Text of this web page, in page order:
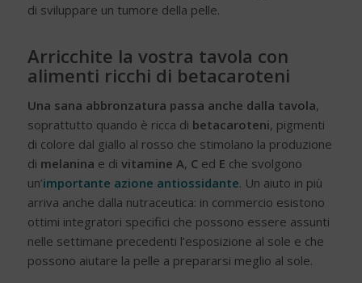
di sviluppare un tumore della pelle.
Arricchite la vostra tavola con
alimenti ricchi di betacaroteni
Una sana abbronzatura passa anche dalla tavola,
soprattutto quando è ricca di betacaroteni, pigmenti
di colore dal giallo al rosso che stimolano la produzione
di melanina e di vitamine A, C ed E che svolgono
un’importante azione antiossidante. Un aiuto in più
arriva anche dalla nutraceutica: in commercio esistono
ottimi integratori specifici che possono essere assunti
nelle settimane precedenti l’esposizione al sole e che
possono aiutare la pelle a prepararsi meglio al sole.